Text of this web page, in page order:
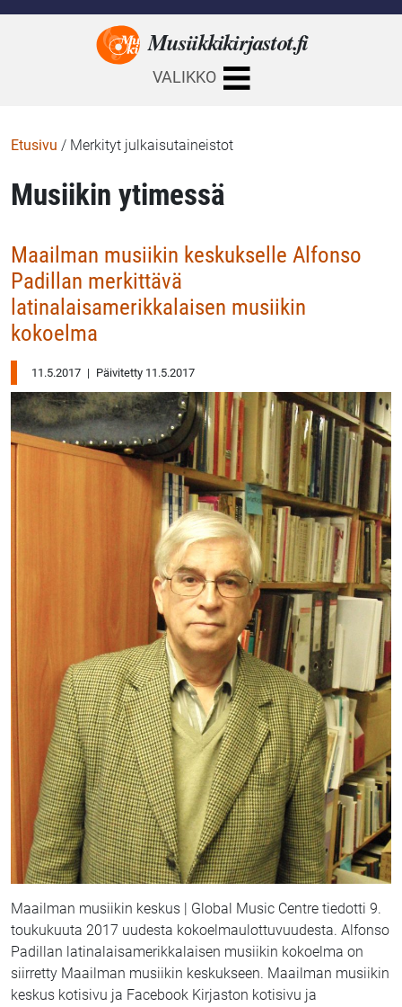
Musiikkikirjastot.fi
VALIKKO
Etusivu / Merkityt julkaisutaineistot
Musiikin ytimessä
Maailman musiikin keskukselle Alfonso
Padillan merkittävä
latinalaisamerikkalaisen musiikin
kokoelma
11.5.2017 | Päivitetty 11.5.2017
Maailman musiikin keskus | Global Music Centre tiedotti 9.
toukukuuta 2017 uudesta kokoelmaulottuvuudesta. Alfonso
Padillan latinalaisamerikkalaisen musiikin kokoelma on
siirretty Maailman musiikin keskukseen. Maailman musiikin
keskus kotisivu ja Facebook Kirjaston kotisivu ja